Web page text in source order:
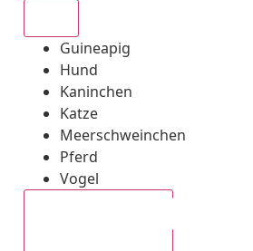
Guineapig
Hund
Kaninchen
Katze
Meerschweinchen
Pferd
Vogel